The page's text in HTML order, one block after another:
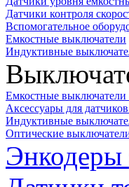
Датчики контроля
Вспомогательное
Емкостные выключатели
Индуктивные
Емкостные выключатели
Аксессуары для
Индуктивные
Оптические
Энкодеры